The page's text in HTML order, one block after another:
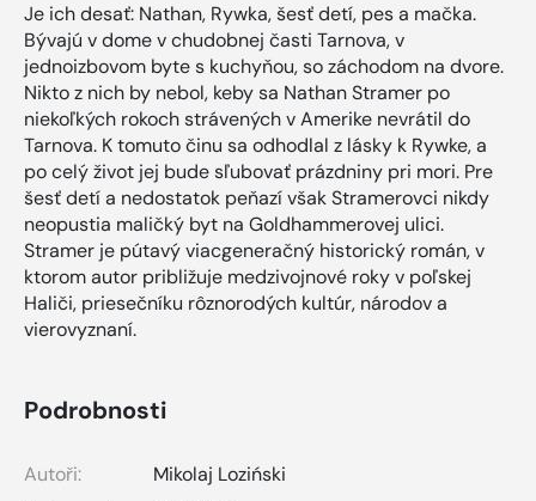
Je ich desať: Nathan, Rywka, šesť detí, pes a mačka.
Bývajú v dome v chudobnej časti Tarnova, v
jednoizbovom byte s kuchyňou, so záchodom na dvore.
Nikto z nich by nebol, keby sa Nathan Stramer po
niekoľkých rokoch strávených v Amerike nevrátil do
Tarnova. K tomuto činu sa odhodlal z lásky k Rywke, a
po celý život jej bude sľubovať prázdniny pri mori. Pre
šesť detí a nedostatok peňazí však Stramerovci nikdy
neopustia maličký byt na Goldhammerovej ulici.
Stramer je pútavý viacgeneračný historický román, v
ktorom autor približuje medzivojnové roky v poľskej
Haliči, priesečníku rôznorodých kultúr, národov a
vierovyznaní.
Podrobnosti
Autoři:
Mikolaj Loziński